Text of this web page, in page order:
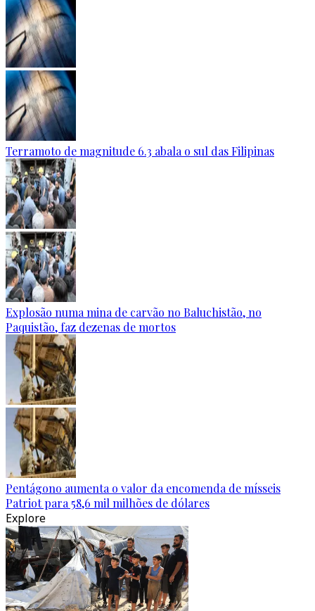
Terramoto de magnitude 6.3 abala o sul das Filipinas
Explosão numa mina de carvão no Baluchistão, no
Paquistão, faz dezenas de mortos
Pentágono aumenta o valor da encomenda de mísseis
Patriot para 58,6 mil milhões de dólares
Explore